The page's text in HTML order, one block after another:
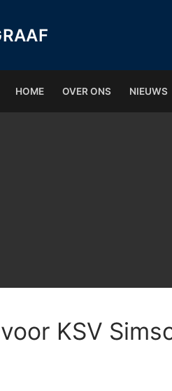
HOME OVER ONS NIEUWS
KSV